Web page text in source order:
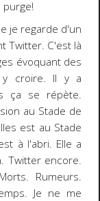
purge!
je regarde d'un
Twitter. C'est là
évoquant des
y croire. Il y a
ça se répète.
au Stade de
est au Stade
à l'abri. Elle a
Twitter encore.
Rumeurs.
Je ne me